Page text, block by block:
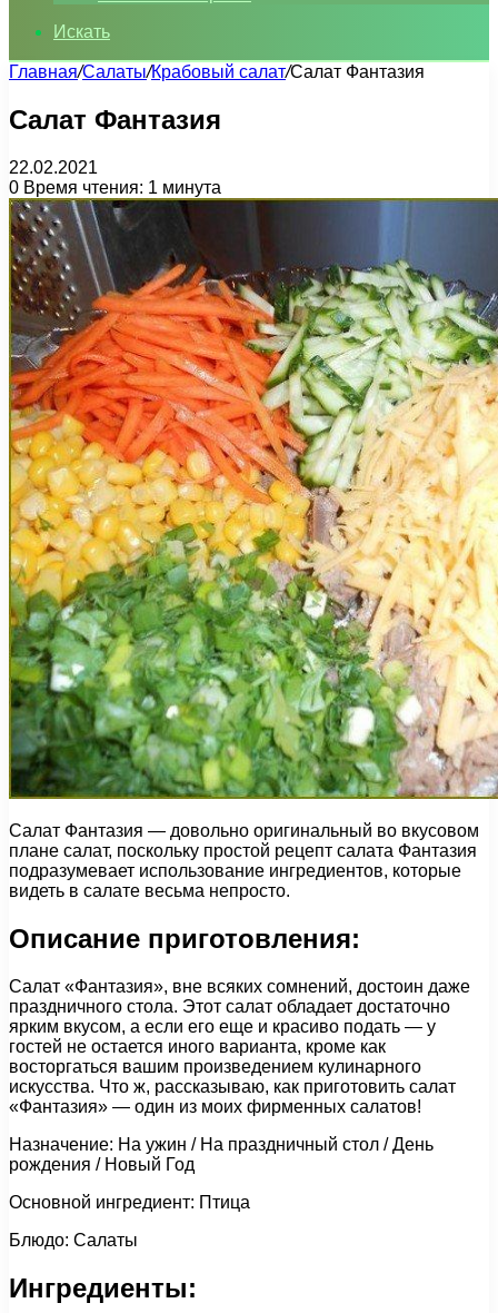
Искать
Главная/Салаты/Крабовый салат/Салат Фантазия
Салат Фантазия
22.02.2021
0 Время чтения: 1 минута
Салат Фантазия — довольно оригинальный во вкусовом
плане салат, поскольку простой рецепт салата Фантазия
подразумевает использование ингредиентов, которые
видеть в салате весьма непросто.
Описание приготовления:
Салат «Фантазия», вне всяких сомнений, достоин даже
праздничного стола. Этот салат обладает достаточно
ярким вкусом, а если его еще и красиво подать — у
гостей не остается иного варианта, кроме как
восторгаться вашим произведением кулинарного
искусства. Что ж, рассказываю, как приготовить салат
«Фантазия» — один из моих фирменных салатов!
Назначение: На ужин / На праздничный стол / День
рождения / Новый Год
Основной ингредиент: Птица
Блюдо: Салаты
Ингредиенты: